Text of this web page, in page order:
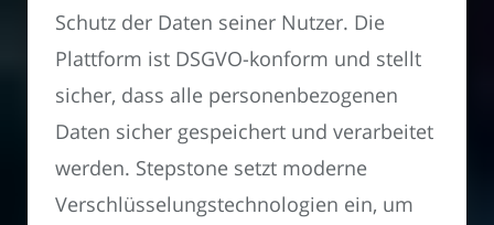
Schutz der Daten seiner Nutzer. Die
Plattform ist DSGVO-konform und stellt
sicher, dass alle personenbezogenen
Daten sicher gespeichert und verarbeitet
werden. Stepstone setzt moderne
Verschlüsselungstechnologien ein, um